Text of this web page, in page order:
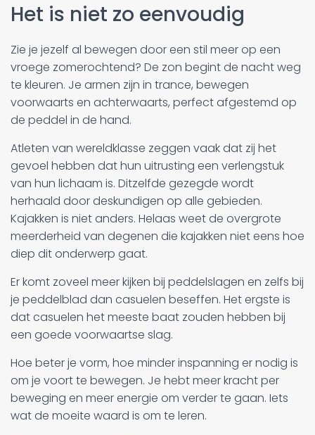
Het is niet zo eenvoudig
Zie je jezelf al bewegen door een stil meer op een
vroege zomerochtend? De zon begint de nacht weg
te kleuren. Je armen zijn in trance, bewegen
voorwaarts en achterwaarts, perfect afgestemd op
de peddel in de hand.
Atleten van wereldklasse zeggen vaak dat zij het
gevoel hebben dat hun uitrusting een verlengstuk
van hun lichaam is. Ditzelfde gezegde wordt
herhaald door deskundigen op alle gebieden.
Kajakken is niet anders. Helaas weet de overgrote
meerderheid van degenen die kajakken niet eens hoe
diep dit onderwerp gaat.
Er komt zoveel meer kijken bij peddelslagen en zelfs bij
je peddelblad dan casuelen beseffen. Het ergste is
dat casuelen het meeste baat zouden hebben bij
een goede voorwaartse slag.
Hoe beter je vorm, hoe minder inspanning er nodig is
om je voort te bewegen. Je hebt meer kracht per
beweging en meer energie om verder te gaan. Iets
wat de moeite waard is om te leren.